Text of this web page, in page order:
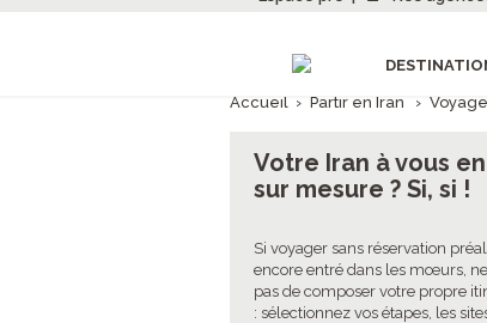
Accueil › Partir en Iran ›
Votre Iran à vous
sur mesure ? Si, si !
Si voyager sans réservation
encore entré dans les mœurs,
pas de composer votre propre
: sélectionnez vos étapes, les